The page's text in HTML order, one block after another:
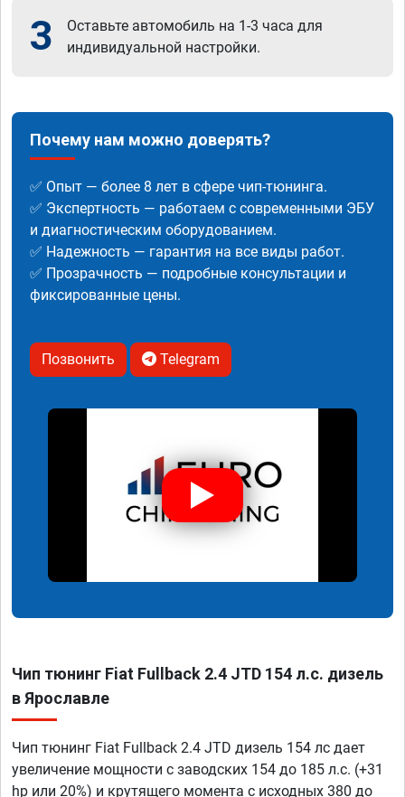
3
Оставьте автомобиль на 1-3 часа для
индивидуальной настройки.
Почему нам можно доверять?
✅ Опыт — более 8 лет в сфере чип-тюнинга.
✅ Экспертность — работаем с современными ЭБУ
и диагностическим оборудованием.
✅ Надежность — гарантия на все виды работ.
✅ Прозрачность — подробные консультации и
фиксированные цены.
Позвонить Telegram
Чип тюнинг Fiat Fullback 2.4 JTD 154 л.с. дизель
в Ярославле
Чип тюнинг Fiat Fullback 2.4 JTD дизель 154 лс дает
увеличение мощности с заводских 154 до 185 л.с. (+31
hp или 20%) и крутящего момента с исходных 380 до